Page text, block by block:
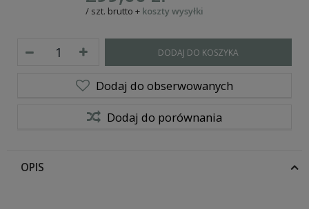
/ szt. brutto + koszty wysyłki
DODAJ DO KOSZYKA
Dodaj do obserwowanych
Dodaj do porównania
OPIS